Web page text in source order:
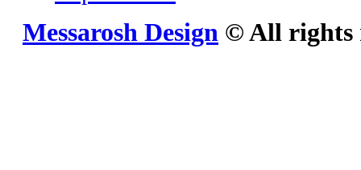
Messarosh Design © All rights